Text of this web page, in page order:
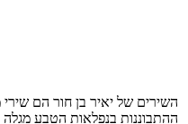
השירים של יאיר בן חור הם
ההתבוננות בנפלאות הטבע מגלה